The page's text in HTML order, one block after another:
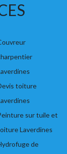
toiture
sur tuile et
Laverdines
de